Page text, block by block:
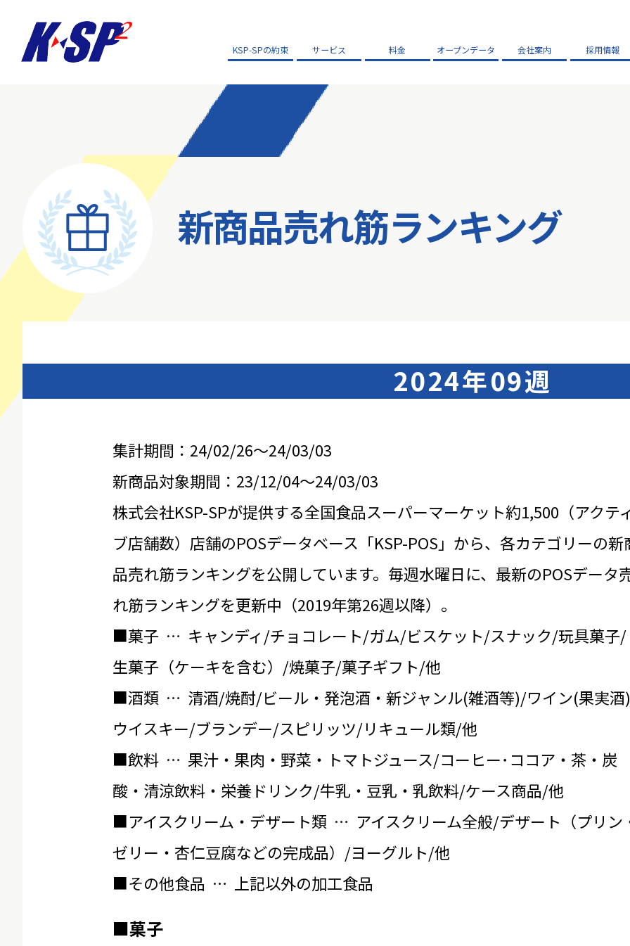
KSP-SPの約束 サービス 料金 オープンデータ 会社案内 採用情報
新商品売れ筋ランキング
2024年09週
集計期間：24/02/26～24/03/03
新商品対象期間：23/12/04～24/03/03
株式会社KSP-SPが提供する全国食品スーパーマーケット約1,500（アクテ
ブ店舗数）店舗のPOSデータベース「KSP-POS」から、各カテゴリーの新
品売れ筋ランキングを公開しています。毎週水曜日に、最新のPOSデータ
れ筋ランキングを更新中（2019年第26週以降）。
■菓子 … キャンディ/チョコレート/ガム/ビスケット/スナック/玩具菓子/
生菓子（ケーキを含む）/焼菓子/菓子ギフト/他
■酒類 … 清酒/焼酎/ビール・発泡酒・新ジャンル(雑酒等)/ワイン(果実
ウイスキー/ブランデー/スピリッツ/リキュール類/他
■飲料 … 果汁・果肉・野菜・トマトジュース/コーヒー･ココア・茶・炭
酸・清涼飲料・栄養ドリンク/牛乳・豆乳・乳飲料/ケース商品/他
■アイスクリーム・デザート類 … アイスクリーム全般/デザート（プリン
ゼリー・杏仁豆腐などの完成品）/ヨーグルト/他
■その他食品 … 上記以外の加工食品
■菓子